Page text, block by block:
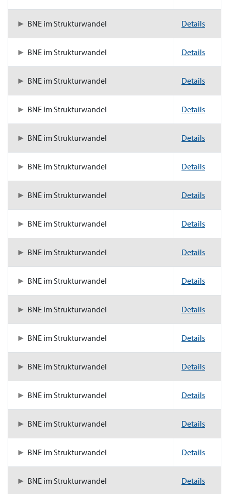
BNE im Strukturwandel Details
BNE im Strukturwandel Details
BNE im Strukturwandel Details
BNE im Strukturwandel Details
BNE im Strukturwandel Details
BNE im Strukturwandel Details
BNE im Strukturwandel Details
BNE im Strukturwandel Details
BNE im Strukturwandel Details
BNE im Strukturwandel Details
BNE im Strukturwandel Details
BNE im Strukturwandel Details
BNE im Strukturwandel Details
BNE im Strukturwandel Details
BNE im Strukturwandel Details
BNE im Strukturwandel Details
BNE im Strukturwandel Details